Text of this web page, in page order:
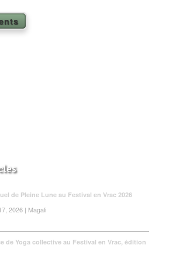
de Pleine Lune au Festival en Vrac 2026
2026 | Magali
de Yoga collective au Festival en Vrac, édition